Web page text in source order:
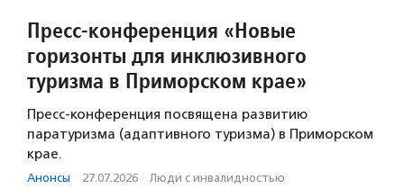
Пресс-конференция «Новые
горизонты для инклюзивного
туризма в Приморском крае»
Пресс-конференция посвящена развитию
паратуризма (адаптивного туризма) в Приморском
крае.
Анонсы · 27.07.2026 · Люди с инвалидностью